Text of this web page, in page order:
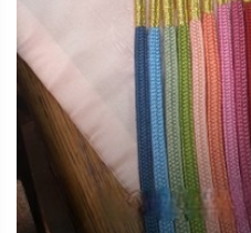
전통 매듭
2026.02.22오산한국